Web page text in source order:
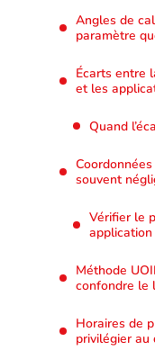
Angles de
paramètre
Écarts entre
et les
Quand
souvent
Vérifier le
application
Méthode
confondre le
Horaires de
privilégier au